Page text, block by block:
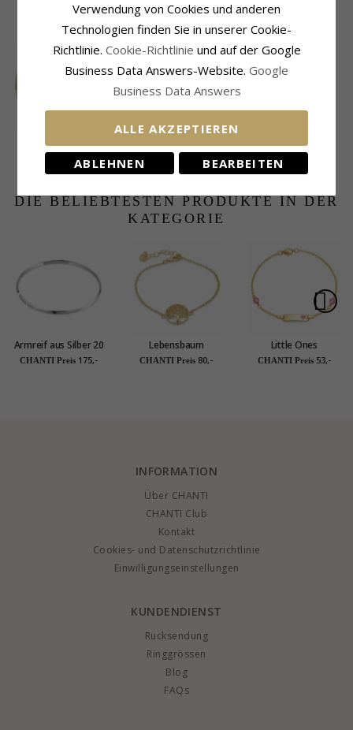
KUNDEN KAUFTEN AUCH
Gewundenes
Armband aus
vergoldetem
mm
CHANTI Preis 60,-
DIE BELIEBTESTEN PRODUKTE IN DER
KATEGORIE
Armreif aus Silber 20
cm x 4,0 mm
CHANTI Preis 175,-
Lebensbaum
Armband aus
CHANTI Preis 80,-
Little Ones
Kinderarmband aus
CHANTI Preis 53,-
INFORMATION
Über CHANTI
CHANTI Club
Kontakt
Cookies- und Datenschutzrichtlinie
Einwilligungseinstellungen
KUNDENDIENST
Rucksendung
Ringgrössen
Blog
FAQs
Verwendung von Cookies und anderen
Technologien finden Sie in unserer Cookie-
Richtlinie. Cookie-Richtlinie und auf der Google
Business Data Answers-Website. Google
Business Data Answers
ALLE AKZEPTIEREN
ABLEHNEN BEARBEITEN